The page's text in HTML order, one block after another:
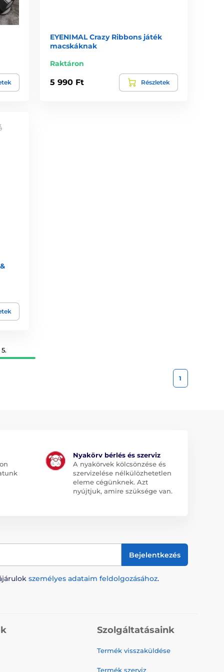
EYENIMAL Crazy Ribbons játék
macskáknak
Raktáron
5 990 Ft Részletek
1
Nyakörv bérlés és szerviz
A nyakörvek kölcsönzése és
szervizelése nélkülözhetetlen
eleme cégünknek. Azt
nyújtjuk, amire szüksége van.
Bejelentkezés
személyes adataim feldolgozásához.
Szolgáltatásaink
Termék visszaküldése
Termék szerviz